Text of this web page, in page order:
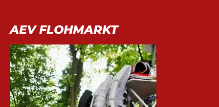
AEV FLOHMARKT